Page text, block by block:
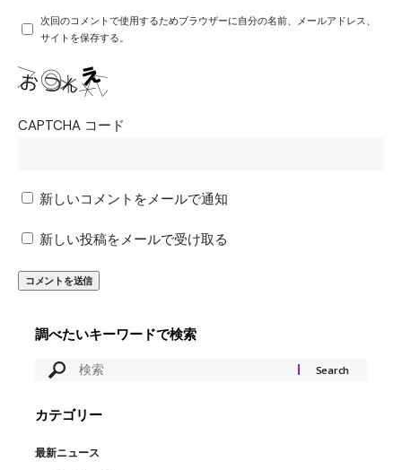
次回のコメントで使用するためブラウザーに自分の名前、メールアドレス、
サイトを保存する。
CAPTCHA コード
新しいコメントをメールで通知
新しい投稿をメールで受け取る
調べたいキーワードで検索
カテゴリー
最新ニュース